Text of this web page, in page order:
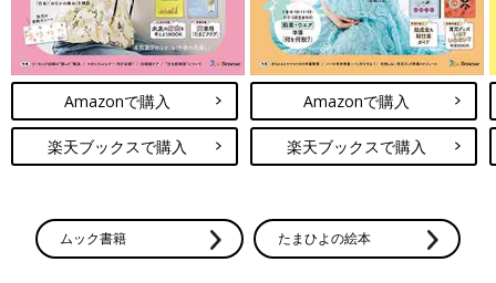
Amazonで購入
楽天ブックスで購入
Amazonで購入
楽天ブックスで購入
ムック書籍 たまひよの絵本